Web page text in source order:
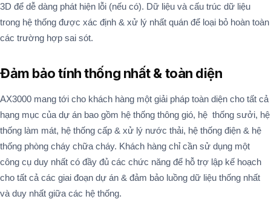
3D để dễ dàng phát hiện lỗi (nếu có). Dữ liệu và cấu trúc dữ liệu
trong hệ thống được xác định & xử lý nhất quán để loại bỏ hoàn toàn
các trường hợp sai sót.
Đảm bảo tính thống nhất & toàn diện
AX3000 mang tới cho khách hàng một giải pháp toàn diện cho tất cả
hạng mục của dự án bao gồm hệ thống thông gió, hệ thống sưởi, hệ
thống làm mát, hệ thống cấp & xử lý nước thải, hệ thống điện & hệ
thống phòng cháy chữa cháy. Khách hàng chỉ cần sử dụng một
công cụ duy nhất có đầy đủ các chức năng để hỗ trợ lập kế hoạch
cho tất cả các giai đoạn dự án & đảm bảo luồng dữ liệu thống nhất
và duy nhất giữa các hệ thống.